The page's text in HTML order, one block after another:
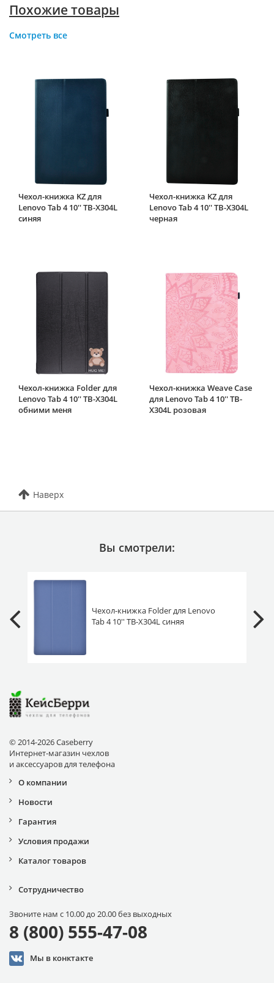
Похожие товары
Смотреть все
Чехол-книжка KZ для
Lenovo Tab 4 10'' TB-X304L
синяя
Чехол-книжка KZ для
Lenovo Tab 4 10'' TB-X304L
черная
Чехол-книжка Folder для
Lenovo Tab 4 10'' TB-X304L
обними меня
Чехол-книжка Weave Case
для Lenovo Tab 4 10'' TB-
X304L розовая
Наверх
Вы смотрели:
Чехол-книжка Folder для Lenovo
Tab 4 10'' TB-X304L синяя
© 2014-2026 Caseberry
Интернет-магазин чехлов
и аксессуаров для телефона
О компании
Новости
Гарантия
Условия продажи
Каталог товаров
Сотрудничество
Звоните нам с 10.00 до 20.00 без выходных
8 (800) 555-47-08
Мы в конктакте